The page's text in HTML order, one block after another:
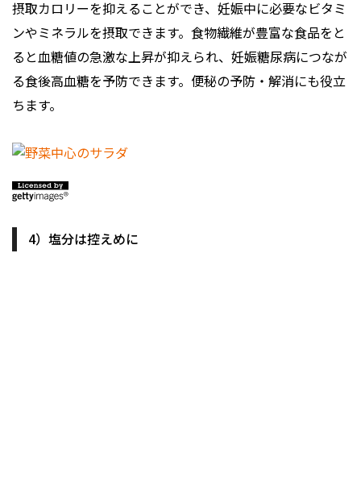
摂取カロリーを抑えることができ、妊娠中に必要なビタミ
ンやミネラルを摂取できます。食物繊維が豊富な食品をと
ると血糖値の急激な上昇が抑えられ、妊娠糖尿病につなが
る食後高血糖を予防できます。便秘の予防・解消にも役立
ちます。
4）塩分は控えめに